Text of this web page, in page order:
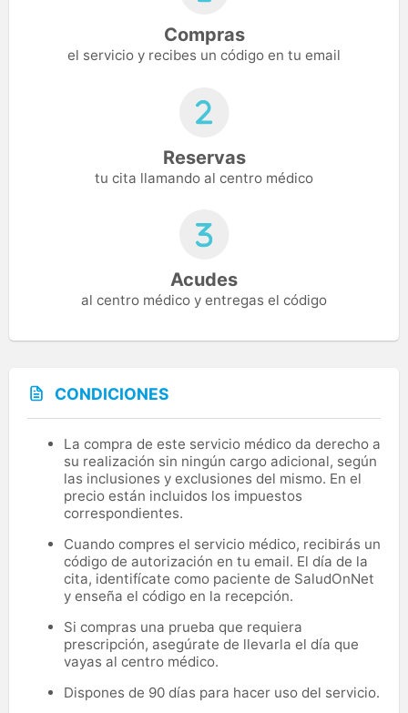
Compras
el servicio y recibes un código en tu email
Reservas
tu cita llamando al centro médico
Acudes
al centro médico y entregas el código
CONDICIONES
La compra de este servicio médico da derecho a
su realización sin ningún cargo adicional, según
las inclusiones y exclusiones del mismo. En el
precio están incluidos los impuestos
correspondientes.
Cuando compres el servicio médico, recibirás un
código de autorización en tu email. El día de la
cita, identifícate como paciente de SaludOnNet
y enseña el código en la recepción.
Si compras una prueba que requiera
prescripción, asegúrate de llevarla el día que
vayas al centro médico.
Dispones de 90 días para hacer uso del servicio.